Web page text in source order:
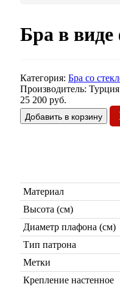
Бра в виде
Категория: Бра со
Производитель: Турция
25 200 руб.
Материал
Высота (см)
Диаметр плафона (см)
Тип патрона
Метки
Крепление настенное